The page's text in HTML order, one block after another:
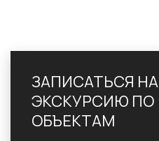
ЗАПИСАТЬСЯ НА
ЭКСКУРСИЮ ПО
ОБЪЕКТАМ